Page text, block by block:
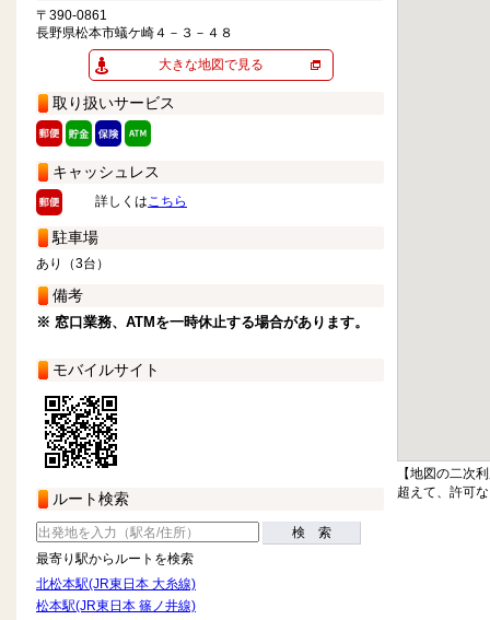
〒390-0861
長野県松本市蟻ケ崎４－３－４８
大きな地図で見る
取り扱いサービス
キャッシュレス
詳しくはこちら
駐車場
あり（3台）
備考
※ 窓口業務、ATMを一時休止する場合があります。
モバイルサイト
ルート検索
検 索
最寄り駅からルートを検索
北松本駅(JR東日本 大糸線)
松本駅(JR東日本 篠ノ井線)
【地図の二次
超えて、許可